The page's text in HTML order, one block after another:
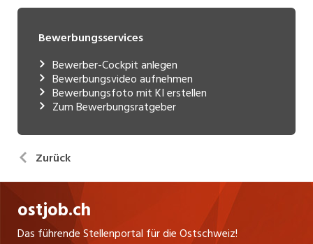
Bewerbungsservices
Bewerber-Cockpit anlegen
Bewerbungsvideo aufnehmen
Bewerbungsfoto mit KI erstellen
Zum Bewerbungsratgeber
Zurück
ostjob.ch
Das führende Stellenportal für die Ostschweiz!